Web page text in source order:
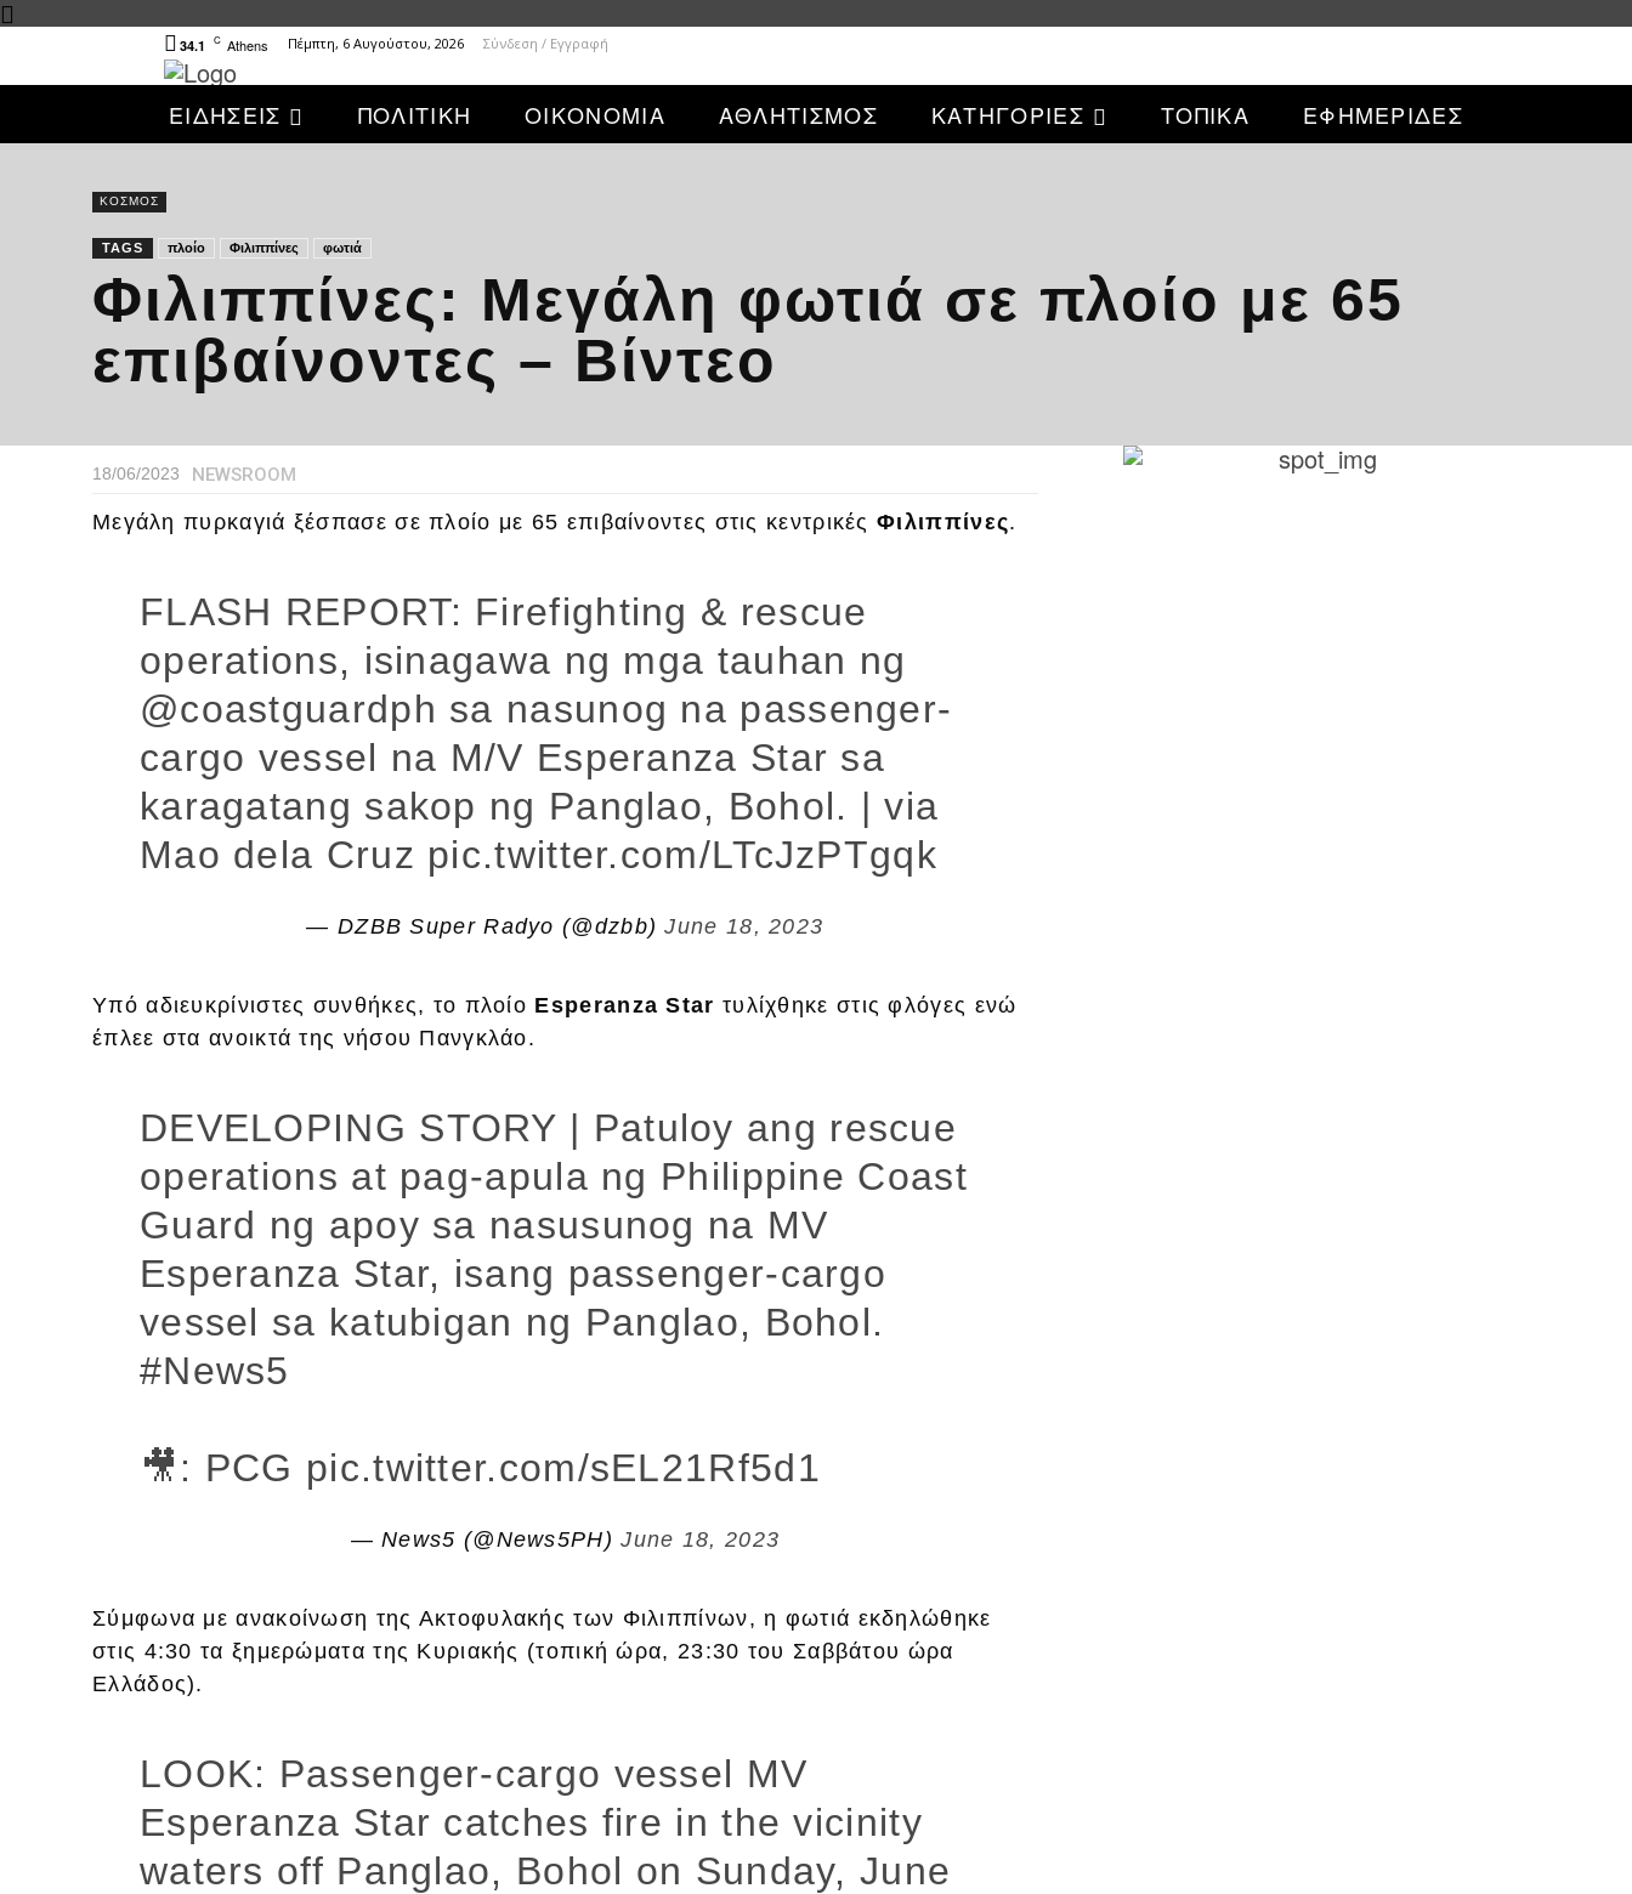
34.1 C Athens Πέμπτη, 6 Αυγούστου, 2026 Σύνδεση / Εγγραφή
ΕΙΔΗΣΕΙΣ ΠΟΛΙΤΙΚΗ ΟΙΚΟΝΟΜΙΑ ΑΘΛΗΤΙΣΜΟΣ ΚΑΤΗΓΟΡΙΕΣ ΤΟΠΙΚΑ ΕΦΗΜΕΡΙΔΕΣ
ΚΟΣΜΟΣ
TAGS πλοίο Φιλιππίνες φωτιά
Φιλιππίνες: Μεγάλη φωτιά σε πλοίο με 65
επιβαίνοντες – Βίντεο
18/06/2023 NEWSROOM
Μεγάλη πυρκαγιά ξέσπασε σε πλοίο με 65 επιβαίνοντες στις κεντρικέςΦιλιππίνες.
FLASH REPORT: Firefighting & rescue
operations, isinagawa ng mga tauhan ng
@coastguardph sa nasunog na passenger-
cargo vessel na M/V Esperanza Star sa
karagatang sakop ng Panglao, Bohol. | via
Mao dela Cruz pic.twitter.com/LTcJzPTgqk
— DZBB Super Radyo (@dzbb)June 18, 2023
Υπό αδιευκρίνιστες συνθήκες, το πλοίο Esperanza Star τυλίχθηκε στις φλόγες ενώ
έπλεε στα ανοικτά της νήσου Πανγκλάο.
DEVELOPING STORY | Patuloy ang rescue
operations at pag-apula ng Philippine Coast
Guard ng apoy sa nasusunog na MV
Esperanza Star, isang passenger-cargo
vessel sa katubigan ng Panglao, Bohol.
#News5
🎥: PCG pic.twitter.com/sEL21Rf5d1
— News5 (@News5PH)June 18, 2023
Σύμφωνα με ανακοίνωση της Ακτοφυλακής των Φιλιππίνων, η φωτιά εκδηλώθηκε
στις 4:30 τα ξημερώματα της Κυριακής (τοπική ώρα, 23:30 του Σαββάτου ώρα
Ελλάδος).
LOOK: Passenger-cargo vessel MV
Esperanza Star catches fire in the vicinity
waters off Panglao, Bohol on Sunday, June